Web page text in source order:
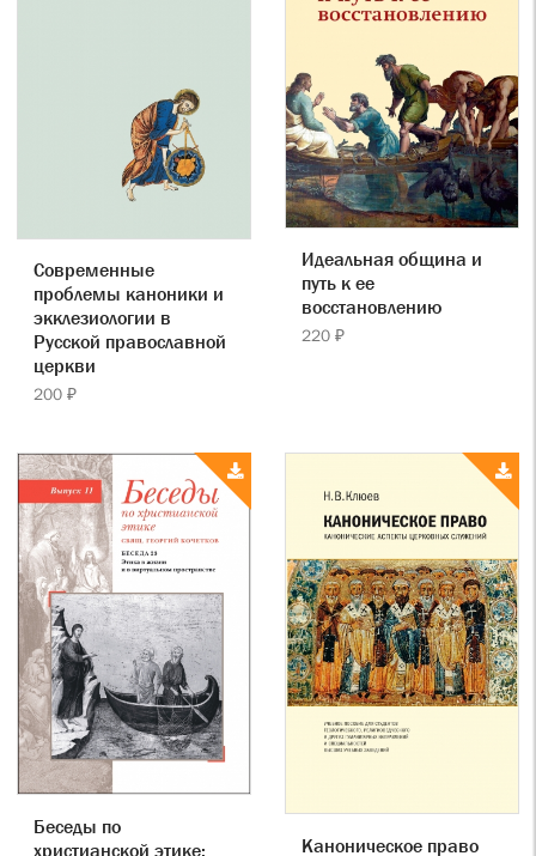
Современные
проблемы каноники и
экклезиологии в
Русской православной
церкви
200 ₽
Идеальная община и
путь к ее
восстановлению
220 ₽
Беседы по
христианской этике:
Каноническое право